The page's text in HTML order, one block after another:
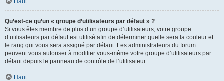
Haut
Qu’est-ce qu’un « groupe d’utilisateurs par défaut » ?
Si vous êtes membre de plus d’un groupe d’utilisateurs, votre groupe
d’utilisateurs par défaut est utilisé afin de déterminer quelle sera la couleur et
le rang qui vous sera assigné par défaut. Les administrateurs du forum
peuvent vous autoriser à modifier vous-même votre groupe d’utilisateurs par
défaut depuis le panneau de contrôle de l’utilisateur.
Haut